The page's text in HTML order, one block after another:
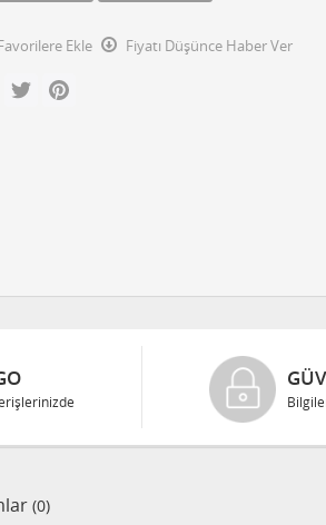
Ekle
Fiyatı Düşünce Haber Ver
Facebook
Twitter
(0)